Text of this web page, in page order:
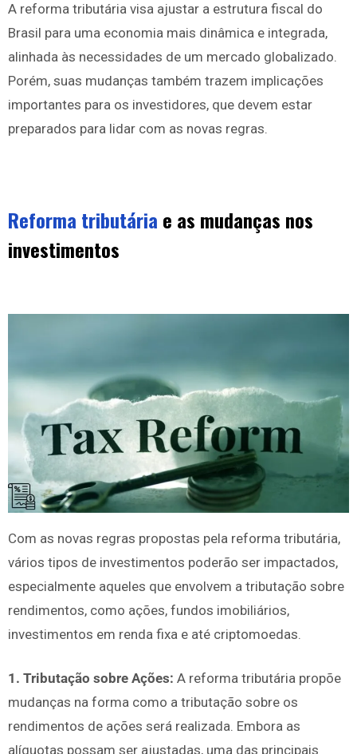
A reforma tributária visa ajustar a estrutura fiscal do
Brasil para uma economia mais dinâmica e integrada,
alinhada às necessidades de um mercado globalizado.
Porém, suas mudanças também trazem implicações
importantes para os investidores, que devem estar
preparados para lidar com as novas regras.
Reforma tributária e as mudanças nos
investimentos
Com as novas regras propostas pela reforma tributária,
vários tipos de investimentos poderão ser impactados,
especialmente aqueles que envolvem a tributação sobre
rendimentos, como ações, fundos imobiliários,
investimentos em renda fixa e até criptomoedas.
1. Tributação sobre Ações: A reforma tributária propõe
mudanças na forma como a tributação sobre os
rendimentos de ações será realizada. Embora as
alíquotas possam ser ajustadas, uma das principais